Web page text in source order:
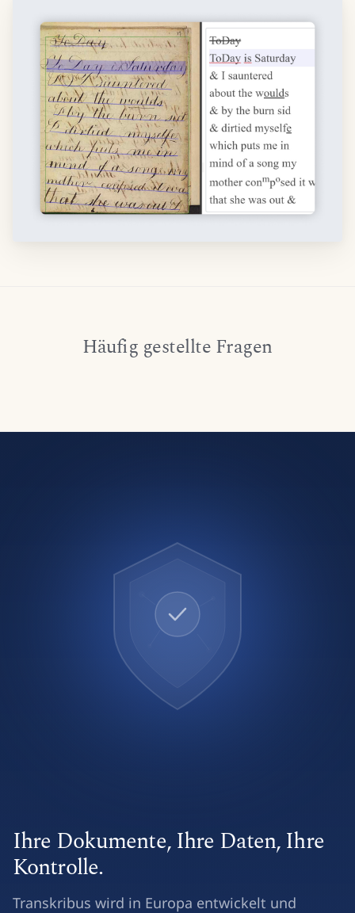
Häufig gestellte Fragen
Ihre Dokumente, Ihre Daten, Ihre
Kontrolle.
Transkribus wird in Europa entwickelt und